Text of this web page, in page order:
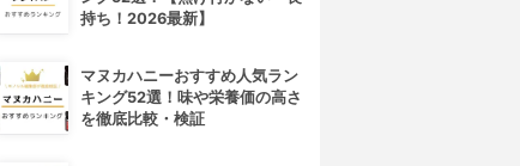
持ち！2026最新】
マヌカハニーおすすめ人気ラン
キング52選！味や栄養価の高さ
を徹底比較・検証